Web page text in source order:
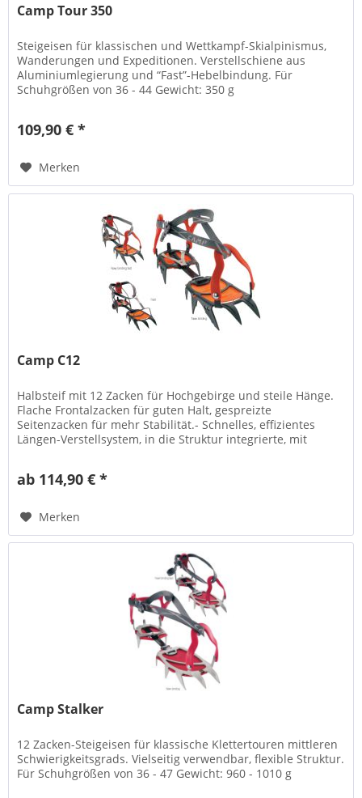
Camp Tour 350
Steigeisen für klassischen und Wettkampf-Skialpinismus,
Wanderungen und Expeditionen. Verstellschiene aus
Aluminiumlegierung und “Fast”-Hebelbindung. Für
Schuhgrößen von 36 - 44 Gewicht: 350 g
109,90 € *
Merken
Camp C12
Halbsteif mit 12 Zacken für Hochgebirge und steile Hänge.
Flache Frontalzacken für guten Halt, gespreizte
Seitenzacken für mehr Stabilität.- Schnelles, effizientes
Längen-Verstellsystem, in die Struktur integrierte, mit
ab 114,90 € *
Merken
Camp Stalker
12 Zacken-Steigeisen für klassische Klettertouren mittleren
Schwierigkeitsgrads. Vielseitig verwendbar, flexible Struktur.
Für Schuhgrößen von 36 - 47 Gewicht: 960 - 1010 g